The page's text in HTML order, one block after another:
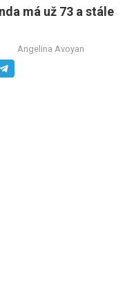
má už 73 a stále
Angelina Avoyan